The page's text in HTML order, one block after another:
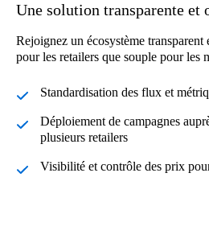
Une solution transparente et
Rejoignez un écosystème transparent
pour les retailers que souple pour les
Standardisation des flux et
Déploiement de campagnes
plusieurs retailers
Visibilité et contrôle des prix